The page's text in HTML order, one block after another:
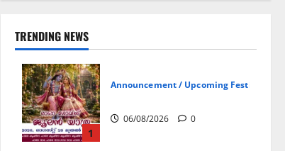
TRENDING NEWS
1
Announcement / Upcoming Festivals
06/08/2026 0